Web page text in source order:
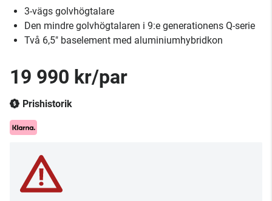
3-vägs golvhögtalare
Den mindre golvhögtalaren i 9:e generationens Q-serie
Två 6,5" baselement med aluminiumhybridkon
19 990 kr/par
Prishistorik